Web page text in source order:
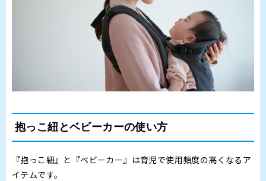
抱っこ紐とベビーカーの使い方
『抱っこ紐』と『ベビーカー』は育児で使用頻度の高くなるア
イテムです。